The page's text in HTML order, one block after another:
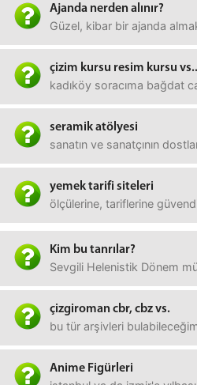
Ajanda nerden alınır?
Güzel, kibar bir ajanda
çizim kursu resim kursu
kadıköy soracıma bağdat
seramik atölyesi
sanatın ve sanatçının
yemek tarifi siteleri
ölçülerine, tariflerine
Kim bu tanrılar?
Sevgili Helenistik Dönem
çizgiroman cbr, cbz vs.
bu tür arşivleri
Anime Figürleri